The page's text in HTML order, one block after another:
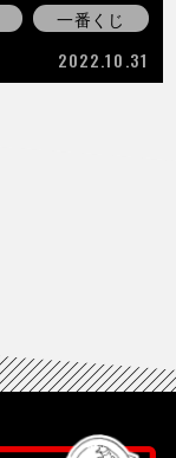
一番くじ
2022.10.31